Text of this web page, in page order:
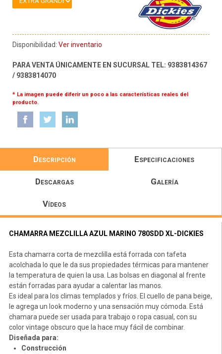
Disponibilidad: Ver inventario
PARA VENTA ÚNICAMENTE EN SUCURSAL TEL: 9383814367
/ 9383814070
* La imagen puede diferir un poco a las características reales del
producto.
Descripción Especificaciones
Descargas Galería
Vídeos
CHAMARRA MEZCLILLA AZUL MARINO 780SDD XL-DICKIES
Esta chamarra corta de mezclilla está forrada con tafeta
acolchada lo que le da sus propiedades térmicas para mantener
la temperatura de quien la usa. Las bolsas en diagonal al frente
están forradas para ayudar a calentar las manos.
Es ideal para los climas templados y fríos. El cuello de pana beige,
le agrega un look moderno y una sensación muy cómoda. Está
chamara puede ser usada para trabajo o ropa casual, con su
color vintage obscuro que la hace muy fácil de combinar.
Diseñada para:
Construcción